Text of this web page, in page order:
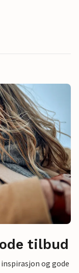
tilbud
og gode